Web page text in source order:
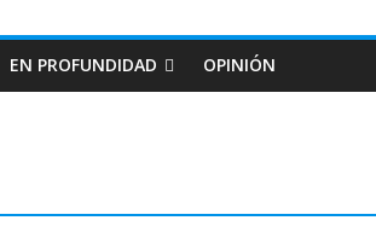
EN PROFUNDIDAD OPINIÓN